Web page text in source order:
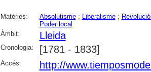
Matèries: Absolutisme; Liberalisme;
Poder local
Àmbit:
Lleida
Cronologia: [1781 - 1833]
Accés: http://